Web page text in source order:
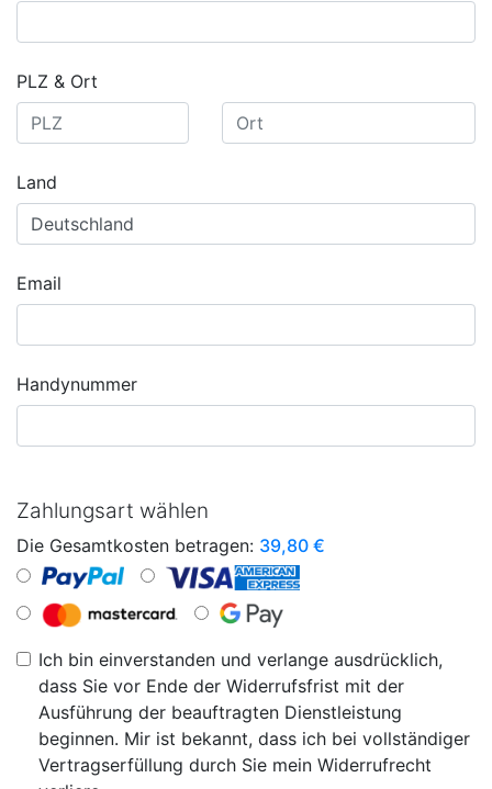
PLZ & Ort
Land
Email
Handynummer
Zahlungsart wählen
Die Gesamtkosten betragen: 39,80 €
Ich bin einverstanden und verlange ausdrücklich,
dass Sie vor Ende der Widerrufsfrist mit der
Ausführung der beauftragten Dienstleistung
beginnen. Mir ist bekannt, dass ich bei vollständiger
Vertragserfüllung durch Sie mein Widerrufrecht